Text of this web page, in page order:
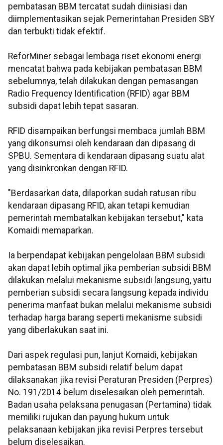
pembatasan BBM tercatat sudah diinisiasi dan
diimplementasikan sejak Pemerintahan Presiden SBY
dan terbukti tidak efektif.
ReforMiner sebagai lembaga riset ekonomi energi
mencatat bahwa pada kebijakan pembatasan BBM
sebelumnya, telah dilakukan dengan pemasangan
Radio Frequency Identification (RFID) agar BBM
subsidi dapat lebih tepat sasaran.
RFID disampaikan berfungsi membaca jumlah BBM
yang dikonsumsi oleh kendaraan dan dipasang di
SPBU. Sementara di kendaraan dipasang suatu alat
yang disinkronkan dengan RFID.
"Berdasarkan data, dilaporkan sudah ratusan ribu
kendaraan dipasang RFID, akan tetapi kemudian
pemerintah membatalkan kebijakan tersebut," kata
Komaidi memaparkan.
Ia berpendapat kebijakan pengelolaan BBM subsidi
akan dapat lebih optimal jika pemberian subsidi BBM
dilakukan melalui mekanisme subsidi langsung, yaitu
pemberian subsidi secara langsung kepada individu
penerima manfaat bukan melalui mekanisme subsidi
terhadap harga barang seperti mekanisme subsidi
yang diberlakukan saat ini.
Dari aspek regulasi pun, lanjut Komaidi, kebijakan
pembatasan BBM subsidi relatif belum dapat
dilaksanakan jika revisi Peraturan Presiden (Perpres)
No. 191/2014 belum diselesaikan oleh pemerintah.
Badan usaha pelaksana penugasan (Pertamina) tidak
memiliki rujukan dan payung hukum untuk
pelaksanaan kebijakan jika revisi Perpres tersebut
belum diselesaikan.